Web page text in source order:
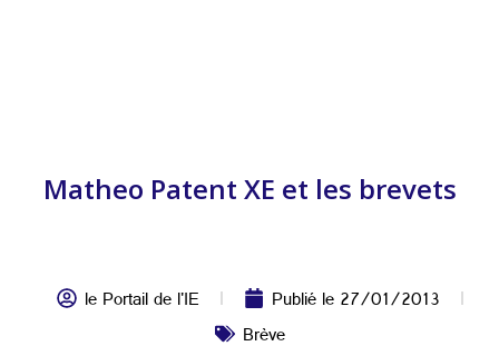
Matheo Patent XE et les brevets
le Portail de l'IE Publié le27/01/2013
Brève